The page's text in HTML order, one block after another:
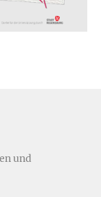
und